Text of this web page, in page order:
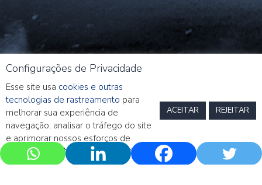
Configurações de Privacidade
Esse site usa cookies e outras
tecnologias de rastreamento para
melhorar sua experiência de
navegação, analisar o tráfego do site
e aprimorar nossos esforços de
marketing.
Política de Privacidade
ACEITAR REJEITAR